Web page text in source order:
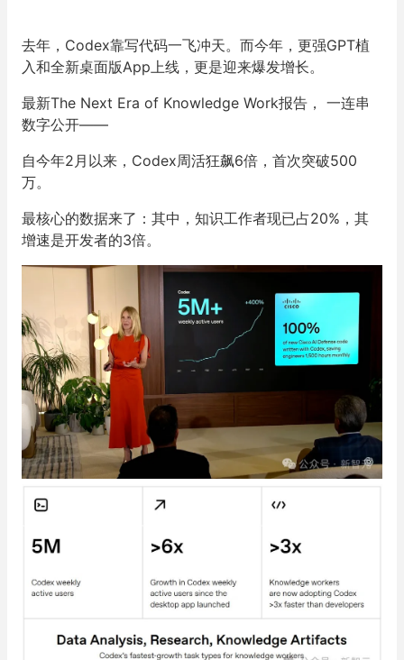
去年，Codex靠写代码一飞冲天。而今年，更强GPT植
入和全新桌面版App上线，更是迎来爆发增长。
最新The Next Era of Knowledge Work报告， 一连串
数字公开——
自今年2月以来，Codex周活狂飙6倍，首次突破500
万。
最核心的数据来了：其中，知识工作者现已占20%，其
增速是开发者的3倍。